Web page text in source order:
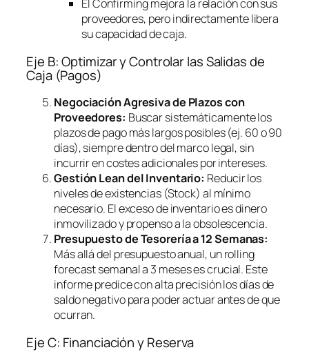
ElConfirmingmejora la relación con sus
proveedores, pero indirectamente libera
su capacidad de caja.
Eje B: Optimizar y Controlar las Salidas de
Caja (Pagos)
Negociación Agresiva de Plazos con
Proveedores: Buscar sistemáticamente los
plazos de pago más largos posibles (ej. 60 o 90
días), siempre dentro del marco legal, sin
incurrir en costes adicionales por intereses.
Gestión Lean del Inventario: Reducir los
niveles de existencias (Stock) al mínimo
necesario. El exceso de inventario es dinero
inmovilizado y propenso a la obsolescencia.
Presupuesto de Tesorería a 12 Semanas:
Más allá del presupuesto anual, unrolling
forecastsemanal a 3 meses es crucial. Este
informe predice con alta precisión los días de
saldo negativo para poder actuar antes de que
ocurran.
Eje C: Financiación y Reserva